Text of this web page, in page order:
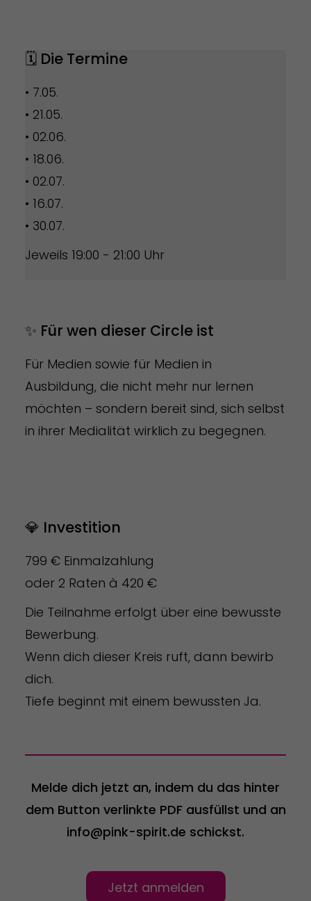
🗓️ Die Termine
• 7.05.
• 21.05.
• 02.06.
• 18.06.
• 02.07.
• 16.07.
• 30.07.
Jeweils 19:00 - 21:00 Uhr
✨ Für wen dieser Circle ist
Für Medien sowie für Medien in
Ausbildung, die nicht mehr nur lernen
möchten – sondern bereit sind, sich selbst
in ihrer Medialität wirklich zu begegnen.
💎 Investition
799 € Einmalzahlung
oder 2 Raten à 420 €
Die Teilnahme erfolgt über eine bewusste
Bewerbung.
Wenn dich dieser Kreis ruft, dann bewirb
dich.
Tiefe beginnt mit einem bewussten Ja.
Melde dich jetzt an, indem du das hinter
dem Button verlinkte PDF ausfüllst und an
info@pink-spirit.de schickst.
Jetzt anmelden